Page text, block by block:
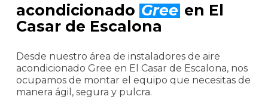
acondicionado Gree en El
Casar de Escalona
Desde nuestro área de instaladores de aire
acondicionado Gree en El Casar de Escalona, nos
ocupamos de montar el equipo que necesitas de
manera ágil, segura y pulcra.